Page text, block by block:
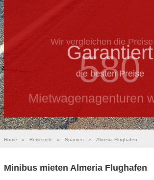
Wir vergleichen die
580
Mietwagenagenturen
Garantiert
die besten Preise
Home » Reiseziele » Spanien » Almeria Flughafen
Minibus mieten Almeria Flughafen